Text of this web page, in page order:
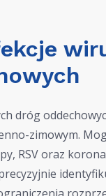
dróg
zimowym.
RSV oraz